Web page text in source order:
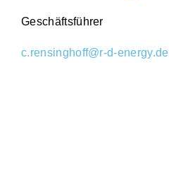
Geschäftsführer
c.rensinghoff@r-d-energy.de